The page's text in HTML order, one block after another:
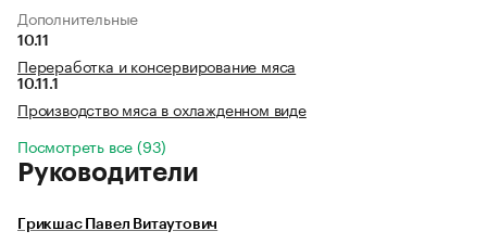
Дополнительные
10.11
Переработка и консервирование мяса
10.11.1
Производство мяса в охлажденном виде
Посмотреть все (93)
Руководители
Грикшас Павел Витаутович